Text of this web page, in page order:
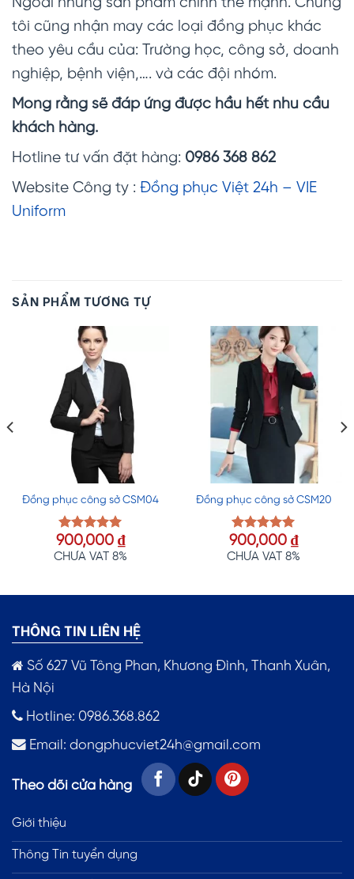
tôi cũng nhận may các loại đồng phục khác
theo yêu cầu của: Trường học, công sở, doanh
nghiệp, bệnh viện,…. và các đội nhóm.
Mong rằng sẽ đáp ứng được hầu hết nhu cầu
khách hàng.
Hotline tư vấn đặt hàng: 0986 368 862
Website Công ty : Đồng phục Việt 24h – VIE
Uniform
SẢN PHẨM TƯƠNG TỰ
Đồng phục công sở CSM04
Được xếp
hạng5.00
900,000 ₫
CHƯA VAT 8%
Đồng phục công sở CSM20
Được xếp
hạng5.00
900,000 ₫
CHƯA VAT 8%
THÔNG TIN LIÊN HỆ
Số 627 Vũ Tông Phan, Khương Đình, Thanh Xuân,
Hà Nội
Hotline: 0986.368.862
Email: dongphucviet24h@gmail.com
Theo dõi cửa hàng
Giới thiệu
Thông Tin tuyển dụng